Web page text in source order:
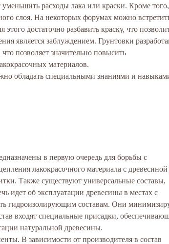
расходы лака или краски. Кроме того,
слоя. На некоторых форумах можно
достаточно разбавить краску, что
является заблуждением. Грунтовки
позволяет значительно повысить
материалов.
обладать специальными знаниями и
в первую очередь для борьбы с
лакокрасочного материала с древесиной
Также существуют универсальные составы,
идет об эксплуатации древесины в местах с
гидроизолирующим составам. Они
входят специальные присадки,
натуральной древесины.
В зависимости от производителя в состав